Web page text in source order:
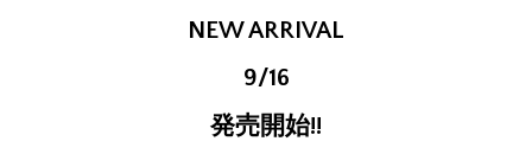
NEW ARRIVAL
9/16
発売開始!!